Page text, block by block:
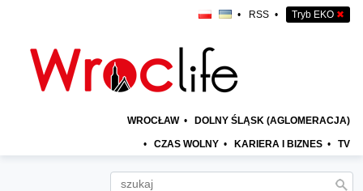
• RSS • Tryb EKO ✖
WROCŁAW • DOLNY ŚLĄSK (AGLOMERACJA)
• CZAS WOLNY • KARIERA I BIZNES • TV